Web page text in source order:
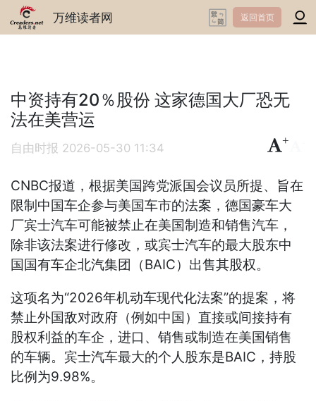
万维读者网 返回首页
中资持有20％股份 这家德国大厂恐无
法在美营运
自由时报 2026-05-30 11:34
+
CNBC报道，根据美国跨党派国会议员所提、旨在
限制中国车企参与美国车市的法案，德国豪车大
厂宾士汽车可能被禁止在美国制造和销售汽车，
除非该法案进行修改，或宾士汽车的最大股东中
国国有车企北汽集团（BAIC）出售其股权。
这项名为“2026年机动车现代化法案”的提案，将
禁止外国敌对政府（例如中国）直接或间接持有
股权利益的车企，进口、销售或制造在美国销售
的车辆。宾士汽车最大的个人股东是BAIC，持股
比例为9.98%。